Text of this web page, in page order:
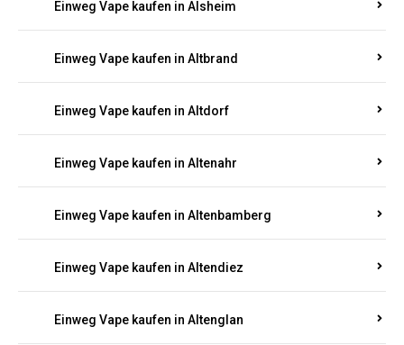
Einweg Vape kaufen in Alsheim
Einweg Vape kaufen in Altbrand
Einweg Vape kaufen in Altdorf
Einweg Vape kaufen in Altenahr
Einweg Vape kaufen in Altenbamberg
Einweg Vape kaufen in Altendiez
Einweg Vape kaufen in Altenglan